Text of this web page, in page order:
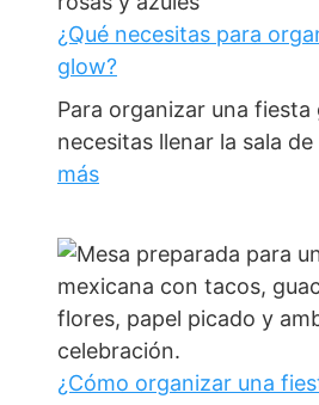
¿Qué necesitas para
glow?
Para organizar una fiesta
necesitas llenar la sala
más
¿Cómo organizar una